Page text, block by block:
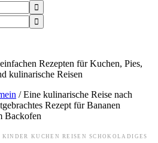
Rezepten für Kuchen, Pies,
kulinarische Reisen
/Eine kulinarische Reise nach
Rezept für Bananen
Backofen
KINDER KUCHEN REISEN
SCHOKOLADIGES